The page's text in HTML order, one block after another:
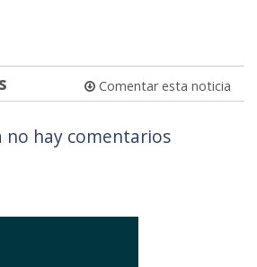
Comentar esta noticia
no hay comentarios